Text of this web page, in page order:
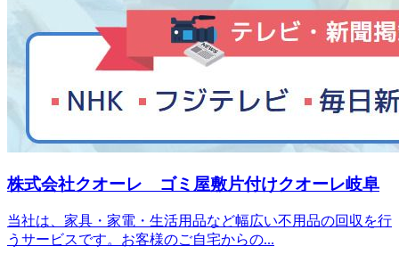
株式会社クオーレ ゴミ屋敷片付けクオーレ岐阜
当社は、家具・家電・生活用品など幅広い不用品の回収を行
うサービスです。お客様のご自宅からの...